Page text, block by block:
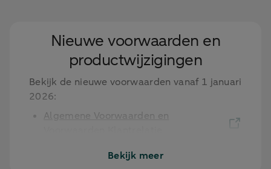
Bekijk meer
Nieuwe voorwaarden en
productwijzigingen
Bekijk de nieuwe voorwaarden vanaf 1 januari
2026:
Algemene Voorwaarden en
Voorwaarden Betaaldiensten